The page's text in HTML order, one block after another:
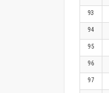
93
94
95
96
97